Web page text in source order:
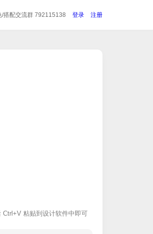
/搭配交流群 792115138 登录 注册
Ctrl+V 粘贴到设计软件中即可